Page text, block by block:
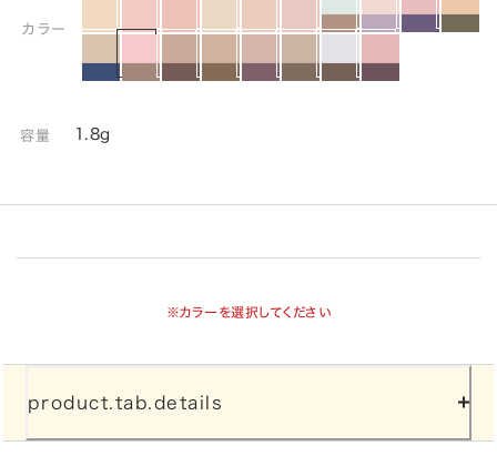
カラー
容量 1.8g
※カラーを選択してください
product.tab.details